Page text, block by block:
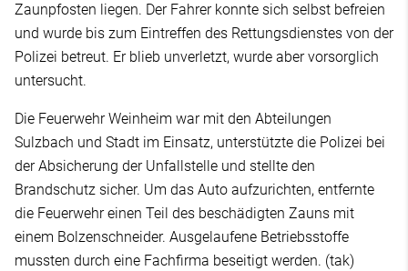
Zaunpfosten liegen. Der Fahrer konnte sich selbst befreien
und wurde bis zum Eintreffen des Rettungsdienstes von der
Polizei betreut. Er blieb unverletzt, wurde aber vorsorglich
untersucht.
Die Feuerwehr Weinheim war mit den Abteilungen
Sulzbach und Stadt im Einsatz, unterstützte die Polizei bei
der Absicherung der Unfallstelle und stellte den
Brandschutz sicher. Um das Auto aufzurichten, entfernte
die Feuerwehr einen Teil des beschädigten Zauns mit
einem Bolzenschneider. Ausgelaufene Betriebsstoffe
mussten durch eine Fachfirma beseitigt werden. (tak)